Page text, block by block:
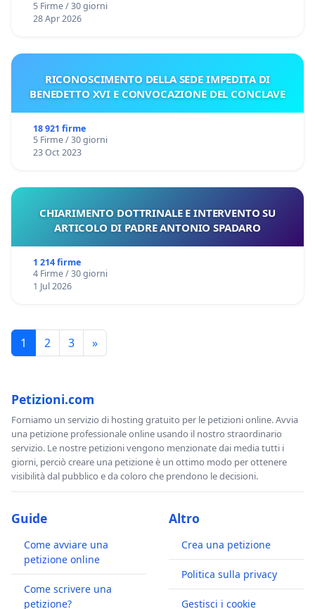
5 Firme / 30 giorni
28 Apr 2026
RICONOSCIMENTO DELLA SEDE IMPEDITA DI
BENEDETTO XVI E CONVOCAZIONE DEL CONCLAVE
18 921 firme
5 Firme / 30 giorni
23 Oct 2023
CHIARIMENTO DOTTRINALE E INTERVENTO SU
ARTICOLO DI PADRE ANTONIO SPADARO
1 214 firme
4 Firme / 30 giorni
1 Jul 2026
1 2 3 »
Petizioni.com
Forniamo un servizio di hosting gratuito per le petizioni online. Avvia
una petizione professionale online usando il nostro straordinario
servizio. Le nostre petizioni vengono menzionate dai media tutti i
giorni, perciò creare una petizione è un ottimo modo per ottenere
visibilità dal pubblico e da coloro che prendono le decisioni.
Guide
Come avviare una
petizione online
Come scrivere una
petizione?
Altro
Crea una petizione
Politica sulla privacy
Gestisci i cookie